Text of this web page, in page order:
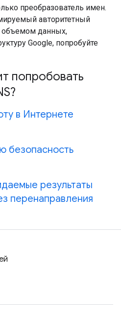
преобразователь имен.
авторитетный
данных,
Google, попробуйте
попробовать
в Интернете
безопасность
результаты
перенаправления